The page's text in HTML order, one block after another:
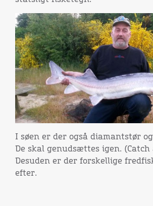
I søen er der også diamantstør
De skal genudsættes igen. (Catch
Desuden er der forskellige
efter.